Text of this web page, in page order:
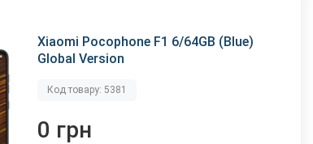
Xiaomi Pocophone F1 6/64GB (Blue)
Global Version
Код товару: 5381
0 грн